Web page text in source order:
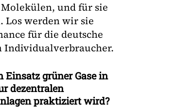
und für sie
Los werden wir sie
für die deutsche
Individualverbraucher.
grüner Gase in
dezentralen
praktiziert wird?